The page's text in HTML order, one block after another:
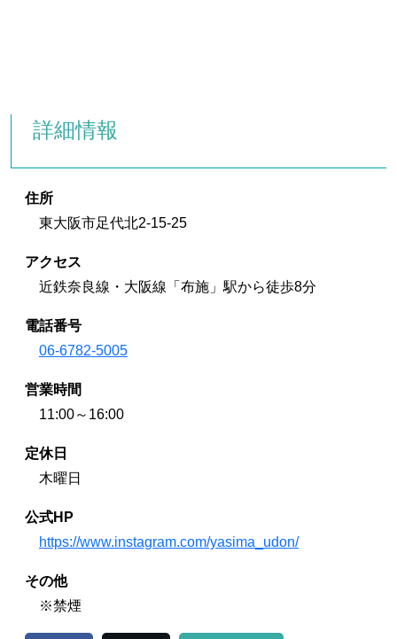
詳細情報
住所
東大阪市足代北2-15-25
アクセス
近鉄奈良線・大阪線「布施」駅から徒歩8分
電話番号
06-6782-5005
営業時間
11:00～16:00
定休日
木曜日
公式HP
https://www.instagram.com/yasima_udon/
その他
※禁煙